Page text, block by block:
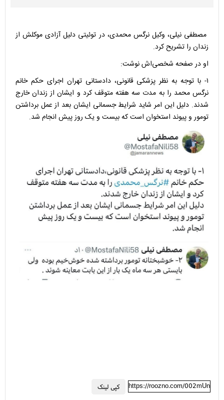
مصطفی نیلی، وکیل نرگس محمدی، در توئیتی دلیل آزادی موکلش از
زندان را تشریح کرد.
او در صفحه شخصی‌اش نوشت:
۱- با توجه به نظر پزشکی قانونی، دادستانی تهران اجرای حکم خانم
نرگس محمد را به مدت سه هفته متوقف کرد و ایشان از زندان خارج
شدند. دلیل این امر شاید شرایط جسمانی ایشان بعد از عمل برداشتن
تومور و پیوند استخوان است که بیست و یک روز پیش انجام شد.
کپی لینک https://roozno.com/002mUn